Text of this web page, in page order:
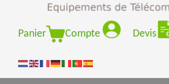
Panier Compte Devis